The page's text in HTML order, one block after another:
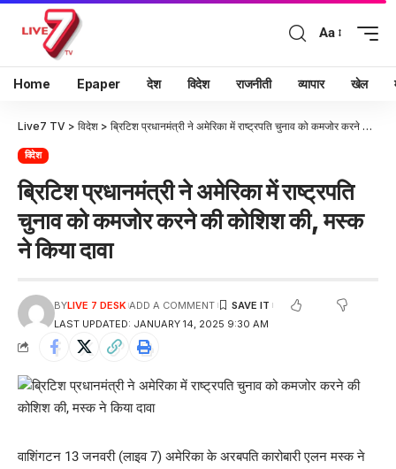
Aa
Home Epaper देश विदेश राजनीती व्यापार खेल
Live7 TV > विदेश > ब्रिटिश प्रधानमंत्री ने अमेरिका में राष्ट्रपति चुनाव को कमजोर करने की कोशिश की, मस्क ने किया दावा
विदेश
ब्रिटिश प्रधानमंत्री ने अमेरिका में राष्ट्रपति
चुनाव को कमजोर करने की कोशिश की, मस्क
ने किया दावा
LAST UPDATED: JANUARY 14, 2025 9:30 AM
BYLIVE 7 DESK ADD A COMMENT
वाशिंगटन 13 जनवरी (लाइव 7) अमेरिका के अरबपति कारोबारी एलन मस्क ने